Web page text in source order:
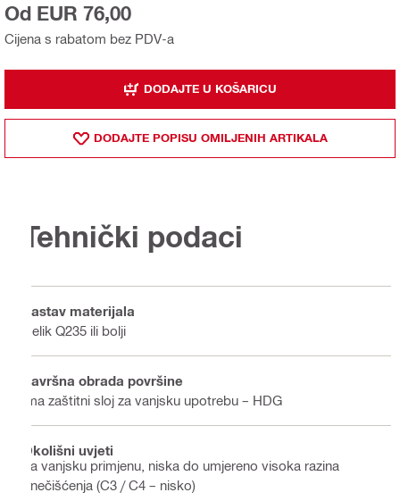
Cijena s rabatom bez PDV-a
Od EUR 76,00
DODAJTE U KOŠARICU
DODAJTE POPISU OMILJENIH ARTIKALA
Tehnički podaci
Sastav materijala
Čelik Q235 ili bolji
Završna obrada površine
Ima zaštitni sloj za vanjsku upotrebu – HDG
Okolišni uvjeti
Za vanjsku primjenu, niska do umjereno visoka razina
onečišćenja (C3 / C4 – nisko)